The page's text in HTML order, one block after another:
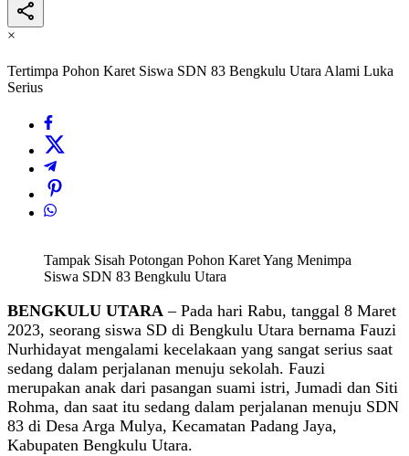
×
Tertimpa Pohon Karet Siswa SDN 83 Bengkulu Utara Alami Luka
Serius
Tampak Sisah Potongan Pohon Karet Yang Menimpa
Siswa SDN 83 Bengkulu Utara
BENGKULU UTARA – Pada hari Rabu, tanggal 8 Maret
2023, seorang siswa SD di Bengkulu Utara bernama Fauzi
Nurhidayat mengalami kecelakaan yang sangat serius saat
sedang dalam perjalanan menuju sekolah. Fauzi
merupakan anak dari pasangan suami istri, Jumadi dan Siti
Rohma, dan saat itu sedang dalam perjalanan menuju SDN
83 di Desa Arga Mulya, Kecamatan Padang Jaya,
Kabupaten Bengkulu Utara.